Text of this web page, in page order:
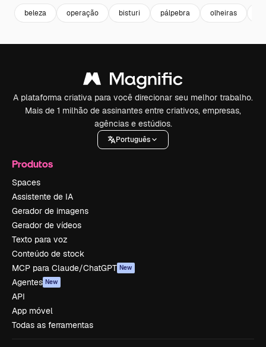
beleza operação bisturi pálpebra olheiras
A plataforma criativa para você direcionar seu melhor trabalho.
Mais de 1 milhão de assinantes entre criativos, empresas,
agências e estúdios.
Português
Produtos
Spaces
Assistente de IA
Gerador de imagens
Gerador de vídeos
Texto para voz
Conteúdo de stock
MCP para Claude/ChatGPT New
Agentes New
API
App móvel
Todas as ferramentas